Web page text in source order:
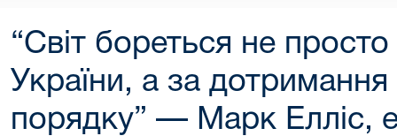
“Світ бореться не просто
України, а за дотримання
порядку” — Марк Елліс,